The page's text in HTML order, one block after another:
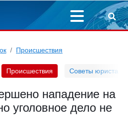
Происшествия
Происшествия Советы юриста
нападение на
уголовное дело не